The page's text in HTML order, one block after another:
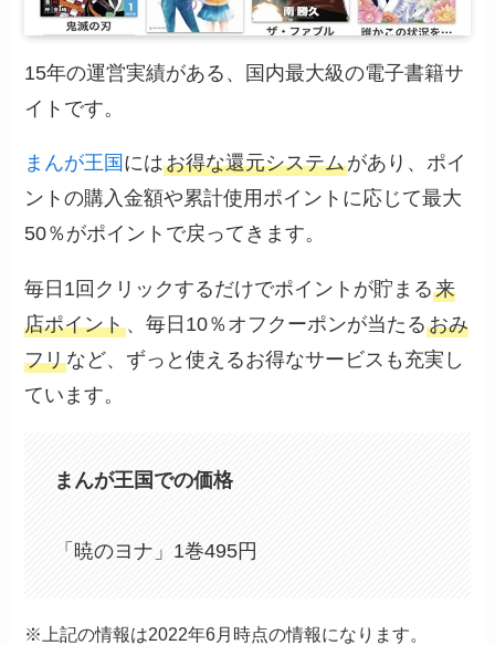
15年の運営実績がある、国内最大級の電子書籍サ
イトです。
まんが王国 にはお得な還元システムがあり、ポイ
ントの購入金額や累計使用ポイントに応じて最大
50％がポイントで戻ってきます。
毎日1回クリックするだけでポイントが貯まる来
店ポイント、毎日10％オフクーポンが当たるおみ
フリなど、ずっと使えるお得なサービスも充実し
ています。
まんが王国での価格
「暁のヨナ」1巻495円
※上記の情報は2022年6月時点の情報になります。